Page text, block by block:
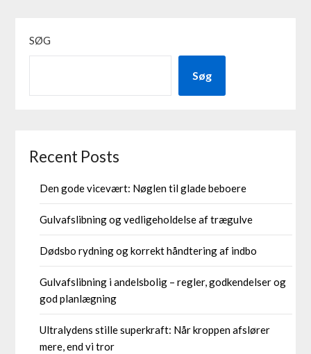
SØG
Søg
Recent Posts
Den gode vicevært: Nøglen til glade beboere
Gulvafslibning og vedligeholdelse af trægulve
Dødsbo rydning og korrekt håndtering af indbo
Gulvafslibning i andelsbolig – regler, godkendelser og
god planlægning
Ultralydens stille superkraft: Når kroppen afslører
mere, end vi tror